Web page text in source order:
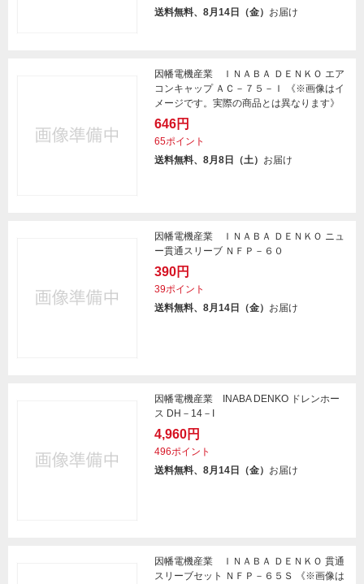
送料無料、8月14日（金） お届け
因幡電機産業 ＩＮＡＢＡ ＤＥＮＫＯ エア
コンキャップ ＡＣ－７５－Ｉ 《※画像はイ
メージです。実際の商品とは異なります》
646円
65ポイント
送料無料、8月8日（土） お届け
因幡電機産業 ＩＮＡＢＡ ＤＥＮＫＯ ニュ
ー貫通スリーブ ＮＦＰ－６０
390円
39ポイント
送料無料、8月14日（金） お届け
因幡電機産業 INABA DENKO ドレンホー
ス DH－14－I
4,960円
496ポイント
送料無料、8月14日（金） お届け
因幡電機産業 ＩＮＡＢＡ ＤＥＮＫＯ 貫通
スリーブセット ＮＦＰ－６５Ｓ 《※画像は